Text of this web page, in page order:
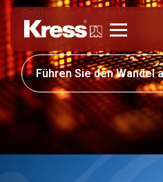
Ihres Unternehmens neu
Führen Sie den Wandel